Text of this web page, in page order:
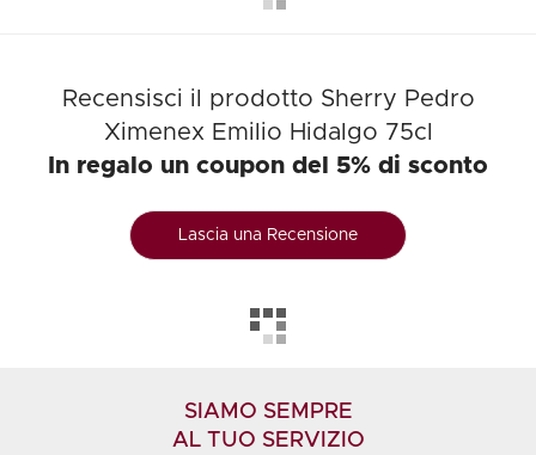
Recensisci il prodotto Sherry Pedro
Ximenex Emilio Hidalgo 75cl
In regalo un coupon del 5% di sconto
Lascia una Recensione
SIAMO SEMPRE
AL TUO SERVIZIO